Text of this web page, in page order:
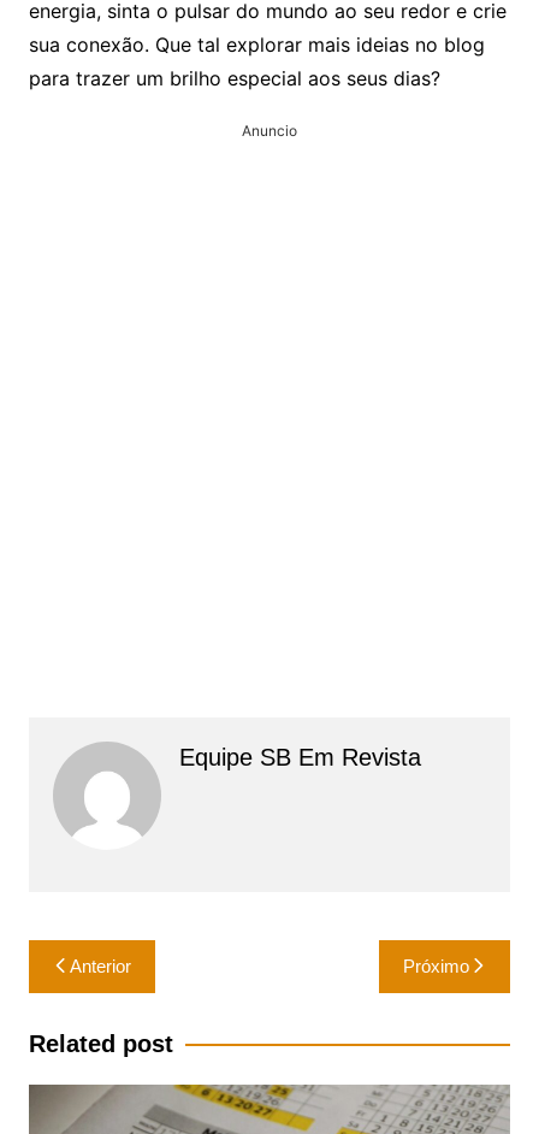
energia, sinta o pulsar do mundo ao seu redor e crie
sua conexão. Que tal explorar mais ideias no blog
para trazer um brilho especial aos seus dias?
Anuncio
Equipe SB Em Revista
Navegação
de
Post
Anterior Próximo
Related post